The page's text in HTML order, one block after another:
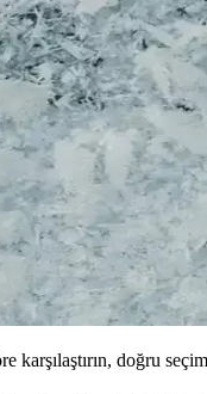
karşılaştırın, doğru